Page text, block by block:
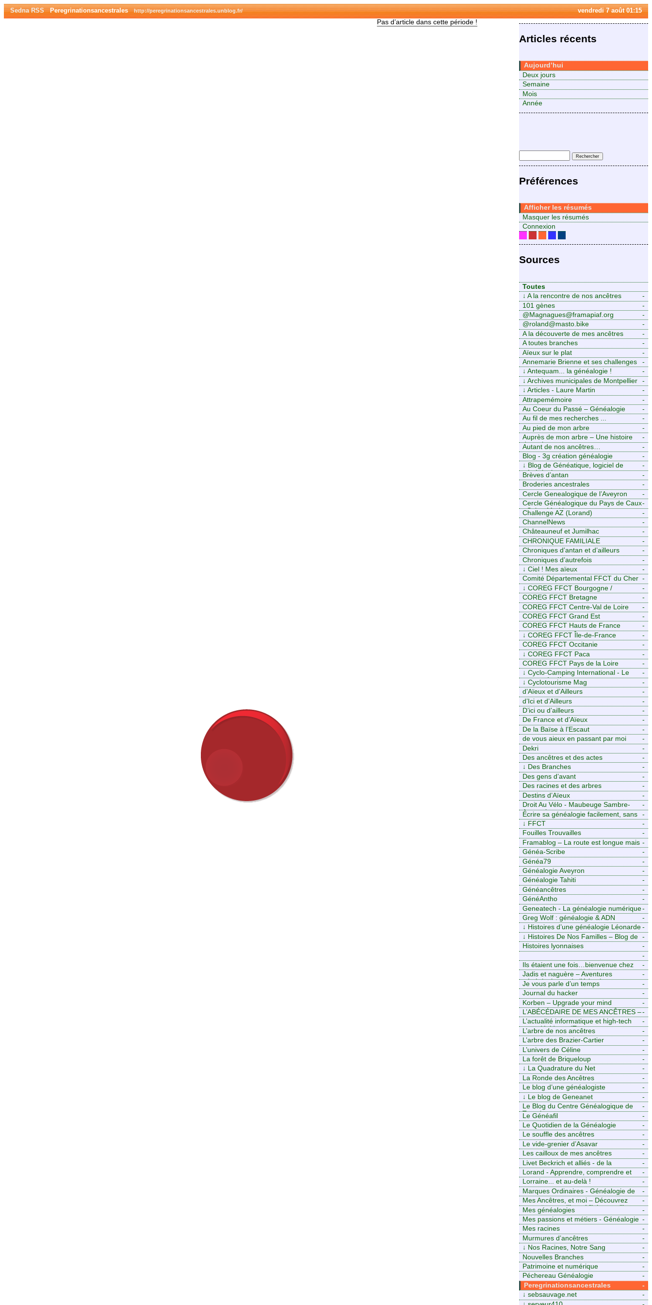
Sedna RSSPeregrinationsancestraleshttp://peregrinationsancestrales.unblog.fr/ vendredi 7 août 01:15
Articles récents
Aujourd’hui
Deux jours
Semaine
Mois
Année
Préférences
Afficher les résumés
Masquer les résumés
Connexion
Sources
Toutes
-
↓ A la rencontre de nos ancêtres
-
101 gènes
-
@Magnagues@framapiaf.org
-
@roland@masto.bike
-
A la découverte de mes ancêtres
-
A toutes branches
-
Aïeux sur le plat
-
Annemarie Brienne et ses challenges
de A à Z
-
↓ Antequam... la généalogie !
-
↓ Archives municipales de Montpellier
-
↓ Articles - Laure Martin
-
Attrapemémoire
-
Au Coeur du Passé – Généalogie
Familiale
-
Au fil de mes recherches ...
-
Au pied de mon arbre
-
Auprès de mon arbre – Une histoire
de racines
-
Autant de nos ancêtres…
-
Blog - 3g création généalogie
-
↓ Blog de Généatique, logiciel de
généalogie
-
Brèves d’antan
-
Broderies ancestrales
-
Cercle Genealogique de l’Aveyron
-
Cercle Généalogique du Pays de Caux
- Seine-Maritime
-
Challenge AZ (Lorand)
-
ChannelNews
-
Châteauneuf et Jumilhac
-
CHRONIQUE FAMILIALE
-
Chroniques d’antan et d’ailleurs
-
Chroniques d’autrefois
-
↓ Ciel ! Mes aïeux
-
Comité Départemental FFCT du Cher
-
↓ COREG FFCT Bourgogne /
Franche-Comté
-
COREG FFCT Bretagne
-
COREG FFCT Centre-Val de Loire
-
COREG FFCT Grand Est
-
COREG FFCT Hauts de France
-
↓ COREG FFCT Île-de-France
-
COREG FFCT Occitanie
-
↓ COREG FFCT Paca
-
COREG FFCT Pays de la Loire
-
↓ Cyclo-Camping International - Le
voyage à vélo
-
↓ Cyclotourisme Mag
-
d’Aïeux et d’Ailleurs
-
d’Ici et d’Ailleurs
-
D’ici ou d’ailleurs
-
De France et d’Aïeux
-
De la Baïse à l’Escaut
-
de vous aieux en passant par moi
-
Dekri
-
Des ancêtres et des actes
-
↓ Des Branches
-
Des gens d’avant
-
Des racines et des arbres
-
Destins d’Aïeux
-
Droit Au Vélo - Maubeuge Sambre-
Avesnois
-
Écrire sa généalogie facilement, sans
stress avec Généalordi
-
↓ FFCT
-
Fouilles Trouvailles
-
Framablog – La route est longue mais
la voie est libre…
-
Généa-Scribe
-
Généa79
-
Généalogie Aveyron
-
Généalogie Tahiti
-
Généancêtres
-
GénéAntho
-
Geneatech - La généalogie numérique
à portée de tous
-
Greg Wolf : généalogie & ADN
-
↓ Histoires d’une généalogie Léonarde
-
↓ Histoires De Nos Familles – Blog de
généalogie
-
Histoires lyonnaises
-
https://
-
Ils étaient une fois…bienvenue chez
mes ancêtres. – Une histoire
tourangelle, mais pas seulement.
-
Jadis et naguère – Aventures
généalogiques de l’Atlantique aux
contreforts des Alpes
-
Je vous parle d’un temps
-
Journal du hacker
-
Korben – Upgrade your mind
-
L’ABÉCÉDAIRE DE MES ANCÊTRES –
Tout ce que j’aurais aimé savoir sur ma
famille mais n’ai jamais osé demander
-
L’actualité informatique et high-tech
pour décideurs IT.
-
L’arbre de nos ancêtres
-
L’arbre des Brazier-Cartier
-
L’univers de Céline
-
La forêt de Briqueloup
-
↓ La Quadrature du Net
-
La Ronde des Ancêtres
-
Le blog d’une généalogiste
-
↓ Le blog de Geneanet
-
Le Blog du Centre Généalogique de
Touraine -
-
Le Généafil
-
Le Quotidien de la Généalogie
-
Le souffle des ancêtres
-
Le vide-grenier d’Asavar
-
Les cailloux de mes ancêtres
-
Livet Beckrich et alliés - de la
généalogie à l’écriture.
-
Lorand - Apprendre, comprendre et
transmettre pour exister. (Descartes)
-
Lorraine... et au-delà !
-
Marques Ordinaires - Généalogie de
Moselle et d’ailleurs
-
Mes Ancêtres, et moi – Découvrez
mes aïeux en Ille-et-Vilaine et ailleurs
-
Mes généalogies
-
Mes passions et métiers - Généalogie
et Tir à l’Arc
-
Mes racines
-
Murmures d’ancêtres
-
↓ Nos Racines, Notre Sang
-
Nouvelles Branches
-
Patrimoine et numérique
-
Péchereau Généalogie
-
Peregrinationsancestrales
-
↓ sebsauvage.net
Pas d’article dans cette période !